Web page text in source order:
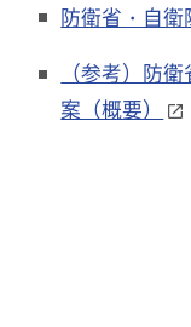
防衛省・自衛
（参考）防
案（概要）